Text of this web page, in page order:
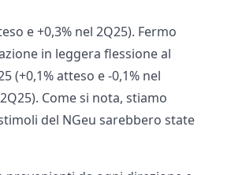
e +0,3% nel 2Q25). Fermo
in leggera flessione al
(+0,1% atteso e -0,1% nel
Come si nota, stiamo
del NGeu sarebbero state